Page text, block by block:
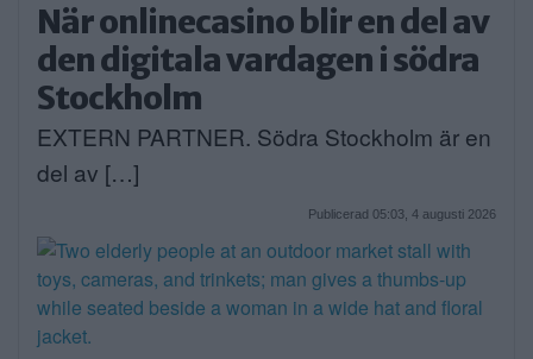
När onlinecasino blir en del av
den digitala vardagen i södra
Stockholm
EXTERN PARTNER. Södra Stockholm är en
del av […]
Publicerad 05:03, 4 augusti 2026